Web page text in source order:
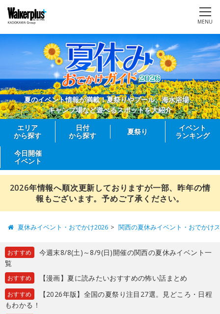
MENU
夏のイベント情報が満載！夏祭りやプール、海水浴場、
キャンプ場など遊べるスポットを大紹介
エリア
から探す
日付
から探す
夏祭り
イベント
ランキング
今日開催
イベント
2026年情報へ順次更新しておりますが一部、昨年の情
報もございます。予めご了承ください。
夏休みイベント・おでかけ2026 関西の夏休みイベント・おでかけ
おすすめ
今週末8/8(土)～8/9(日)開催の関西の夏休みイベント一
覧
おすすめ 【漫画】夏に読みたいおすすめの怖い話まとめ
おすすめ
【2026年版】全国の夏祭り注目27選。見どころ・日程
もわかる！